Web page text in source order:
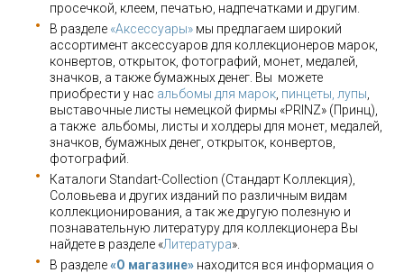
просечкой, клеем, печатью, надпечатками и другим.
В разделе «Аксессуары» мы предлагаем широкий
ассортимент аксессуаров для коллекционеров марок,
конвертов, открыток, фотографий, монет, медалей,
значков, а также бумажных денег. Вы можете
приобрести у нас альбомы для марок пинцеты, лупы
выставочные листы немецкой фирмы «PRINZ» (Принц),
а также альбомы, листы и холдеры для монет, медалей,
значков, бумажных денег, открыток, конвертов,
фотографий.
Каталоги Standart-Collection (Стандарт Коллекция),
Соловьева и других изданий по различным видам
коллекционирования, а так же другую полезную и
познавательную литературу для коллекционера Вы
найдете в разделе «Литература».
В разделе«О магазине» находится вся информация о